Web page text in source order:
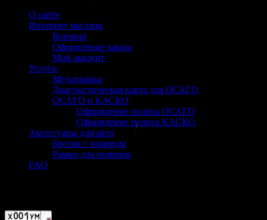
О сайте
Интернет магазин
Корзина
Оформление заказа
Мой аккаунт
Услуги
Медсправка
Диагностическая карта для ОСАГО
ОСАГО и КАСКО
Оформление полиса ОСАГО
Оформление полиса КАСКО
Аксессуары для авто
Брелок с номером
Рамки для номеров
FAQ